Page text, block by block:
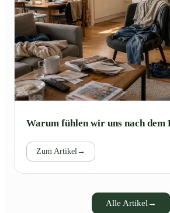
Warum fühlen wir uns nach dem
Zum Artikel→
Alle Artikel→